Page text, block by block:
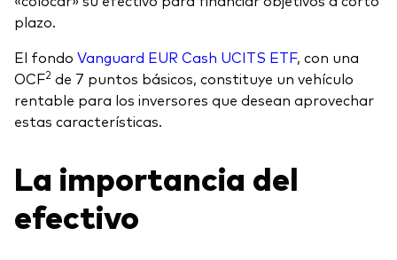
plazo.
El fondo Vanguard EUR Cash UCITS ETF, con una
OCF2 de 7 puntos básicos, constituye un vehículo
rentable para los inversores que desean aprovechar
estas características.
La importancia del
efectivo